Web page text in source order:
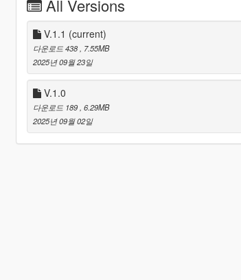
All Versions
V.1.1 (current)
다운로드 438 , 7.55MB
2025년 09월 23일
V.1.0
다운로드 189 , 6.29MB
2025년 09월 02일